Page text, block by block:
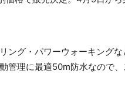
ング・パワーウォーキングな
管理に最適50m防水なので